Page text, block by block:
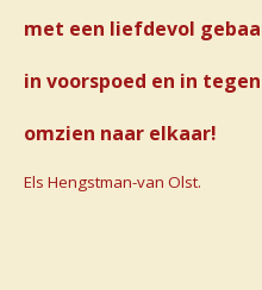
met een liefdevol
in voorspoed en in
omzien naar elkaar!
Els Hengstman-van Olst.